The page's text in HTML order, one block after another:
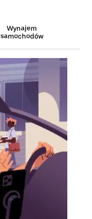
Wynajem
samochodów